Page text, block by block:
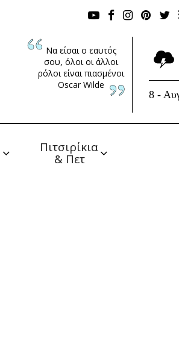
Να είσαι ο εαυτός
σου, όλοι οι άλλοι
ρόλοι είναι πιασμένοι
Oscar Wilde
8 -
Πιτσιρίκια
& Πετ